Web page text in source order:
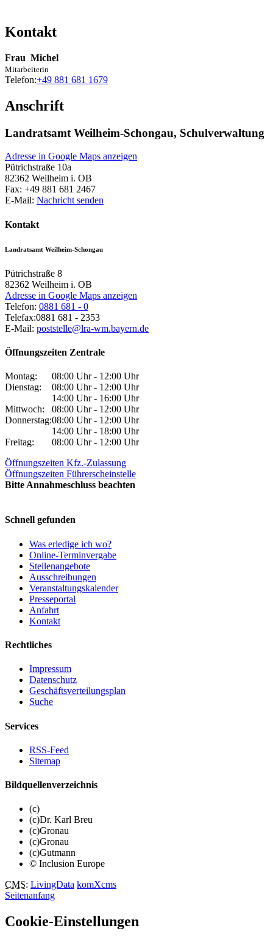
Kontakt
Frau Michel
Mitarbeiterin
Telefon:+49 881 681 1679
Anschrift
Landratsamt Weilheim-Schongau, Schulverwaltung
Adresse in Google Maps anzeigen
Pütrichstraße 10a
82362 Weilheim i. OB
Fax: +49 881 681 2467
E-Mail: Nachricht senden
Kontakt
Landratsamt Weilheim-Schongau
Pütrichstraße 8
82362 Weilheim i. OB
Adresse in Google Maps anzeigen
Telefon: 0881 681 - 0
Telefax:0881 681 - 2353
E-Mail: poststelle@lra-wm.bayern.de
Öffnungszeiten Zentrale
Montag:
08:00 Uhr - 12:00 Uhr
Dienstag:
08:00 Uhr - 12:00 Uhr
14:00 Uhr - 16:00 Uhr
Mittwoch:
08:00 Uhr - 12:00 Uhr
Donnerstag:08:00 Uhr - 12:00 Uhr
14:00 Uhr - 18:00 Uhr
Freitag:
08:00 Uhr - 12:00 Uhr
Öffnungszeiten Kfz.-Zulassung
Öffnungszeiten Führerscheinstelle
Bitte Annahmeschluss beachten
Schnell gefunden
Was erledige ich wo?
Online-Terminvergabe
Stellenangebote
Ausschreibungen
Veranstaltungskalender
Presseportal
Anfahrt
Kontakt
Rechtliches
Impressum
Datenschutz
Geschäftsverteilungsplan
Suche
Services
RSS-Feed
Sitemap
Bildquellenverzeichnis
(c)
(c)Dr. Karl Breu
(c)Gronau
(c)Gronau
(c)Gutmann
© Inclusion Europe
CMS: LivingData komXcms
Seitenanfang
Cookie-Einstellungen